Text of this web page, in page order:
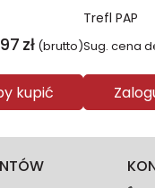
zł (brutto)
kupić
Trefl PAP
Sug. cena